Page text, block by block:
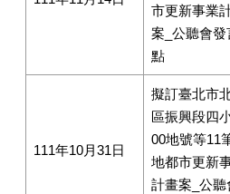
市更新事業
案_公聽會發
點
111年10月31日
擬訂臺北市
區振興段四
00地號等11
地都市更新
計畫案_公聽